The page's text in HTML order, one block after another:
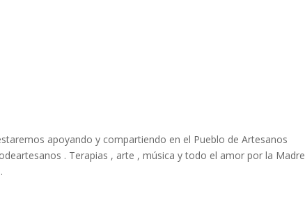
apoyando y compartiendo en el Pueblo de Artesanos
. Terapias , arte , música y todo el amor por la Madre